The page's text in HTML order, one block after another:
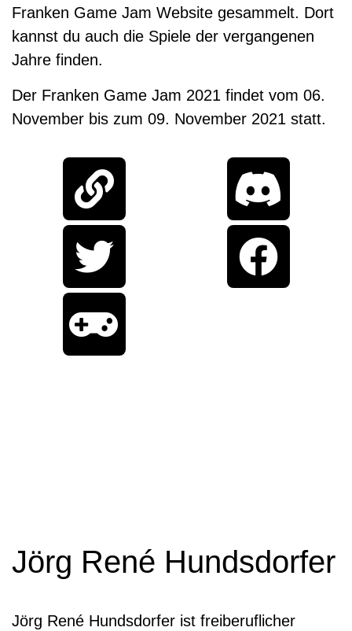
Franken Game Jam Website gesammelt. Dort
kannst du auch die Spiele der vergangenen
Jahre finden.
Der Franken Game Jam 2021 findet vom 06.
November bis zum 09. November 2021 statt.
Jörg René Hundsdorfer
Jörg René Hundsdorfer ist freiberuflicher